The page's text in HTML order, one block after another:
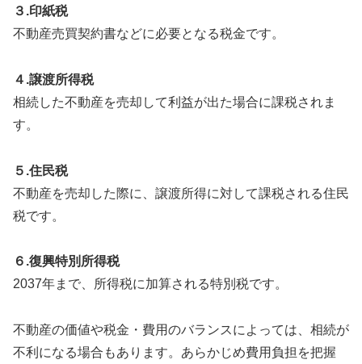
３.印紙税
不動産売買契約書などに必要となる税金です。
４.譲渡所得税
相続した不動産を売却して利益が出た場合に課税されま
す。
５.住民税
不動産を売却した際に、譲渡所得に対して課税される住民
税です。
６.復興特別所得税
2037年まで、所得税に加算される特別税です。
不動産の価値や税金・費用のバランスによっては、相続が
不利になる場合もあります。あらかじめ費用負担を把握